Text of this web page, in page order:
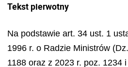
Tekst pierwotny
Na podstawie art. 34 ust. 1
1996 r. o Radzie Ministrów
1188 oraz z 2023 r. poz. 1234